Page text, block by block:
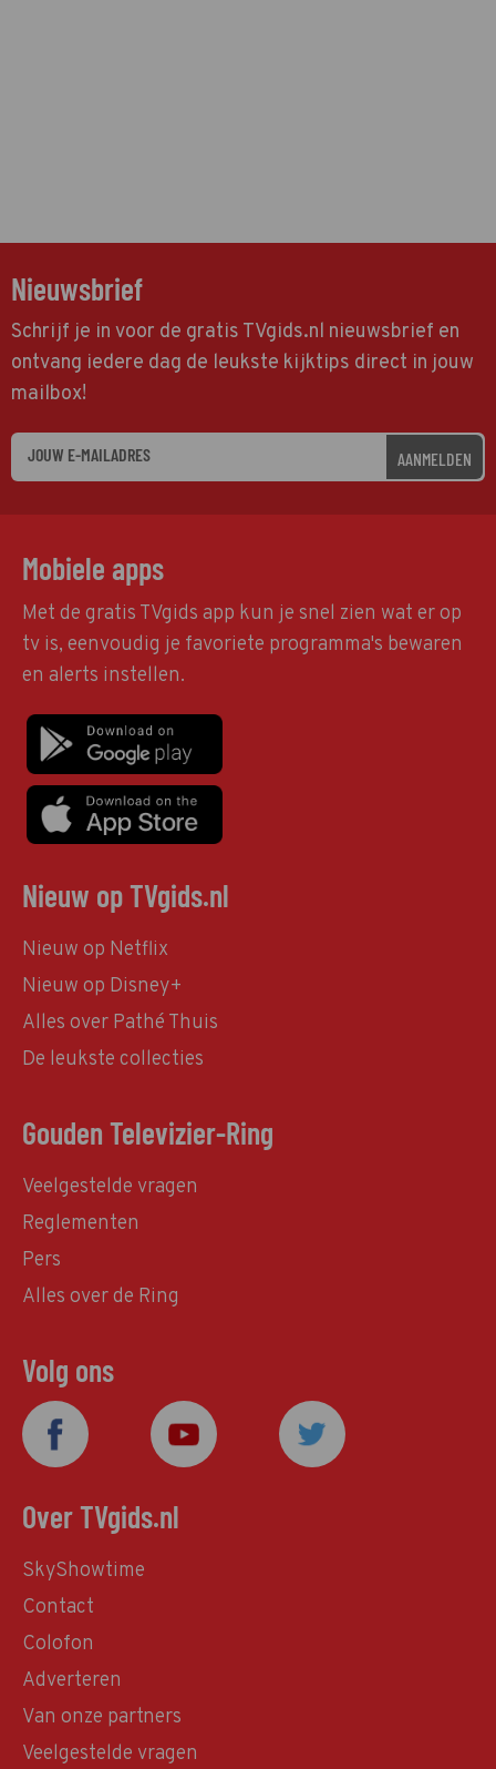
Nieuwsbrief
Schrijf je in voor de gratis TVgids.nl nieuwsbrief en
ontvang iedere dag de leukste kijktips direct in jouw
mailbox!
AANMELDEN
Mobiele apps
Met de gratis TVgids app kun je snel zien wat er op
tv is, eenvoudig je favoriete programma's bewaren
en alerts instellen.
Nieuw op TVgids.nl
Nieuw op Netflix
Nieuw op Disney+
Alles over Pathé Thuis
De leukste collecties
Gouden Televizier-Ring
Veelgestelde vragen
Reglementen
Pers
Alles over de Ring
Volg ons
Over TVgids.nl
SkyShowtime
Contact
Colofon
Adverteren
Van onze partners
Veelgestelde vragen